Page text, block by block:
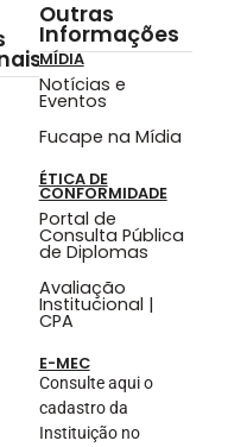
Outras
Informações
MÍDIA
Notícias e
Eventos
Fucape na Mídia
ÉTICA DE
CONFORMIDADE
Portal de
Consulta Pública
de Diplomas
Avaliação
Institucional |
CPA
E-MEC
Consulte aqui o
cadastro da
Instituição no